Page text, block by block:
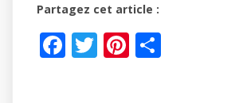
Partagez cet article :
F T Pi